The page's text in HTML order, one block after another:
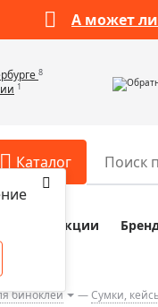
А может ли
8
1
Каталог
для
Акции
биноклей Сумки,